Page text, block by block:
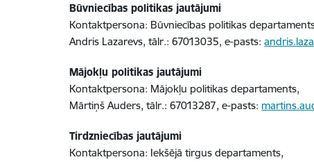
Būvniecības politikas jautājumi
Kontaktpersona: Būvniecības politikas
Andris Lazarevs, tālr.: 67013035, e-pasts:
Mājokļu politikas jautājumi
Kontaktpersona: Mājokļu politikas departaments,
Mārtiņš Auders, tālr.: 67013287, e-pasts:
Tirdzniecības jautājumi
Kontaktpersona: Iekšējā tirgus departaments,